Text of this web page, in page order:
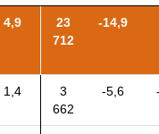
4,9
23
712
-14,9
1,4
3
662
-5,6